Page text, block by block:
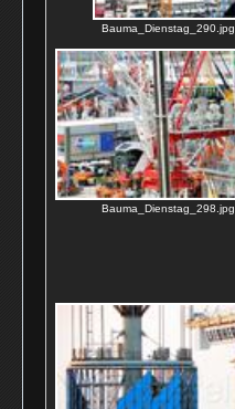
Bauma_Dienstag_290.jpg
Bauma_Dienstag_298.jpg